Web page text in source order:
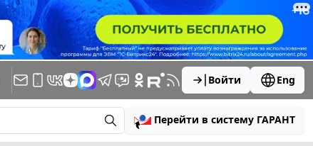
Войти Eng
Перейти в систему ГАРАНТ